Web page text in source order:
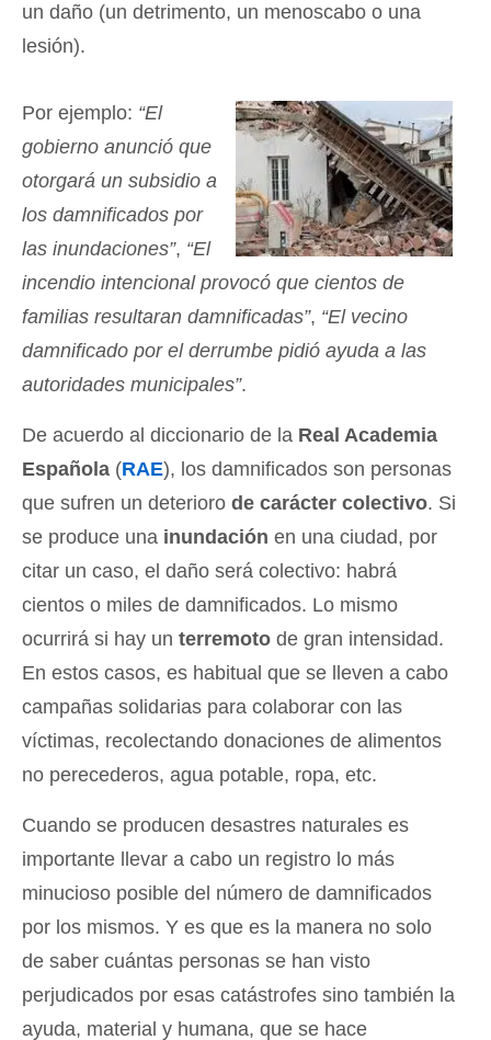
un daño (un detrimento, un menoscabo o una
lesión).
Por ejemplo: “El
gobierno anunció que
otorgará un subsidio a
los damnificados por
las inundaciones”, “El
incendio intencional provocó que cientos de
familias resultaran damnificadas”, “El vecino
damnificado por el derrumbe pidió ayuda a las
autoridades municipales”.
De acuerdo al diccionario de la Real Academia
Española (RAE), los damnificados son personas
que sufren un deterioro de carácter colectivo. Si
se produce una inundación en una ciudad, por
citar un caso, el daño será colectivo: habrá
cientos o miles de damnificados. Lo mismo
ocurrirá si hay un terremoto de gran intensidad.
En estos casos, es habitual que se lleven a cabo
campañas solidarias para colaborar con las
víctimas, recolectando donaciones de alimentos
no perecederos, agua potable, ropa, etc.
Cuando se producen desastres naturales es
importante llevar a cabo un registro lo más
minucioso posible del número de damnificados
por los mismos. Y es que es la manera no solo
de saber cuántas personas se han visto
perjudicados por esas catástrofes sino también la
ayuda, material y humana, que se hace